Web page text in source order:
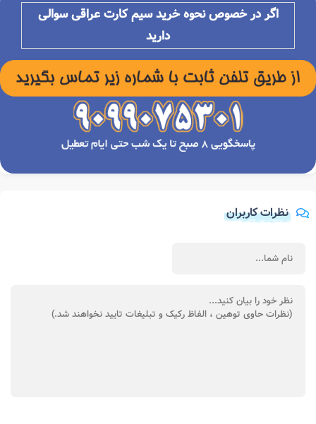
اگر در خصوص نحوه خریدسیم کارت عراقی سوالی
دارید
نظرات کاربران